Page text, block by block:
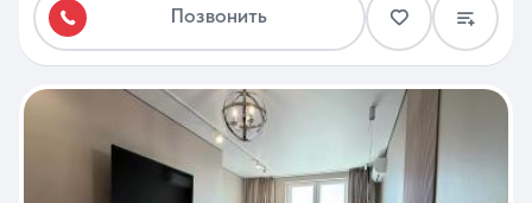
Позвонить